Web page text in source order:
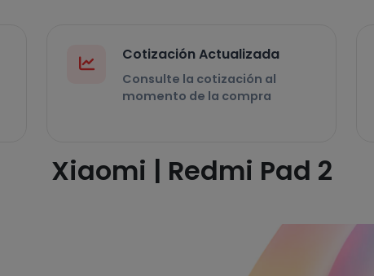
Cotización Actualizada
Consulte la cotización al
momento de la compra
Xiaomi | Redmi Pad 2